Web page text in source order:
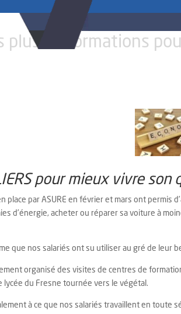
plus de formations
pour mieux vivre son
place par ASURE en février et mars ont
d’énergie, acheter ou réparer sa voiture à
que nos salariés ont su utiliser au gré de leur
organisé des visites de centres de
lycée du Fresne tournée vers le végétal.
à ce que nos salariés travaillent en toute